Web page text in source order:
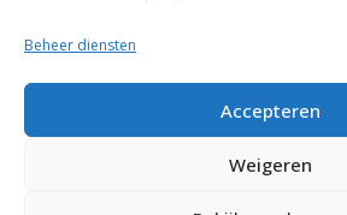
Beheer diensten
Accepteren
Weigeren
10